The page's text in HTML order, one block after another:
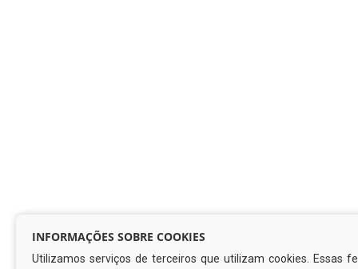
INFORMAÇÕES SOBRE COOKIES
Utilizamos serviços de terceiros que utilizam cookies. Essas